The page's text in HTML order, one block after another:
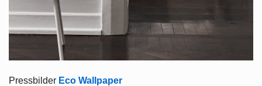
Pressbilder Eco Wallpaper